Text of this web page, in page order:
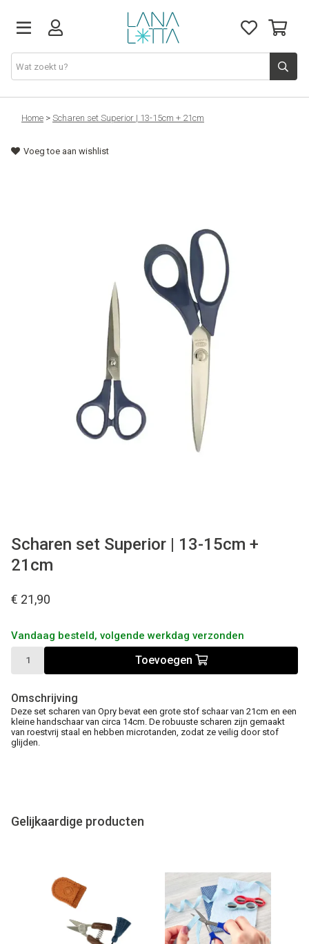
Stoffen
Fournituren
Home > Scharen set Superior | 13-15cm + 21cm
Voeg toe aan wishlist
Scharen set Superior | 13-15cm +
21cm
€ 21,90
Vandaag besteld, volgende werkdag verzonden
Toevoegen
Omschrijving
Deze set scharen van Opry bevat een grote stof schaar van 21cm en een
kleine handschaar van circa 14cm. De robuuste scharen zijn gemaakt
van roestvrij staal en hebben microtanden, zodat ze veilig door stof
glijden.
Gelijkaardige producten